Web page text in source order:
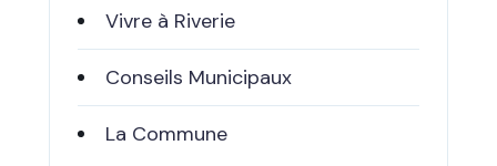
Vivre à Riverie
Conseils Municipaux
La Commune